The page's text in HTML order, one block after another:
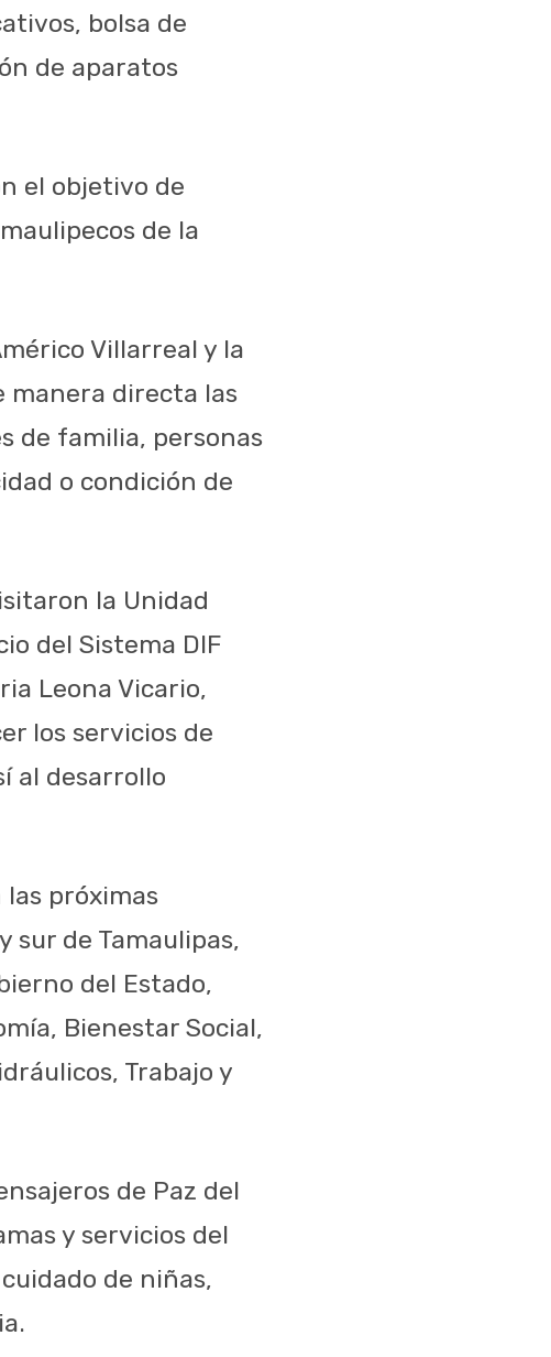
bolsa de
de aparatos
el objetivo de
de la
Villarreal y la
manera directa las
de familia, personas
o condición de
la Unidad
del Sistema DIF
Leona Vicario,
los servicios de
al desarrollo
próximas
de Tamaulipas,
del Estado,
Bienestar Social,
Trabajo y
de Paz del
y servicios del
de niñas,